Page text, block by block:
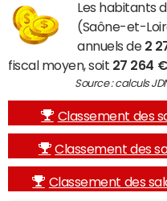
Les habitants
(Saône-et-
annuels de 2
fiscal moyen, soit 27 264 €
Source : calculs
Classement des
Classement des
Classement des